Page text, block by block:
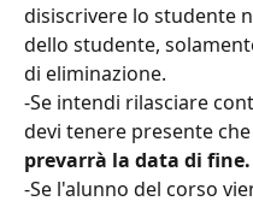
disiscrivere lo studente
dello studente,
di eliminazione.
-Se intendi rilasciare
devi tenere presente
prevarrà la data di fine.
-Se l'alunno del corso